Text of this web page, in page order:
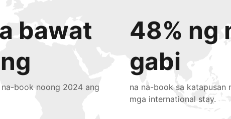
bawat
book noong 2024 ang
48% ng
gabi
na na-book sa katapusan
mga international stay.